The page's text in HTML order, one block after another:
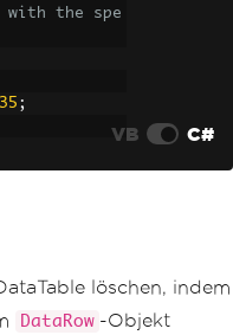
the spe
35 ;
VB C#
löschen, indem
DataRow -Objekt